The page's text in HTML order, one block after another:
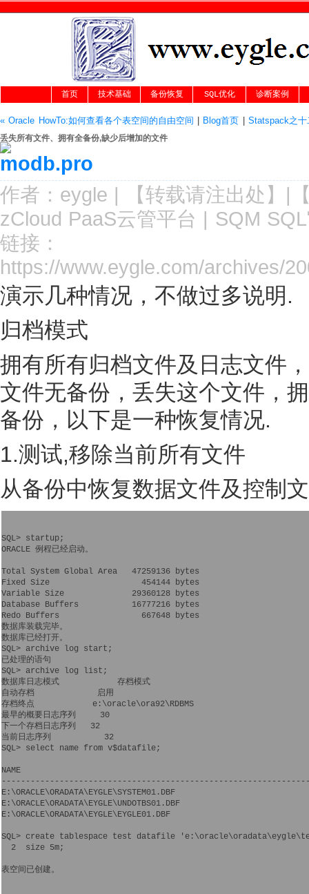
首页 技术基础 备份恢复 SQL优化 诊断案例
« Oracle HowTo:如何查看各个表空间的自由空间 Blog首页 Statspack之
丢失所有文件、拥有全备份,缺少后增加的文件
作者： eygle | 【转载请注出处 】|
zCloud PaaS云管平台 | SQM
链接：
https://www.eygle.com/archives/
演示几种情况，不做过多说明.
归档模式
拥有所有归档文件及日志文件
文件无备份，丢失这个文件，
备份，以下是一种恢复情况.
1.测试,移除当前所有文件
从备份中恢复数据文件及控制
SQL> startup;
ORACLE 例程已经启动。
Total System Global Area   47259136 bytes
Fixed Size                   454144 bytes
Variable Size              29360128 bytes
Database Buffers           16777216 bytes
Redo Buffers                 667648 bytes
数据库装载完毕。
数据库已经打开。
SQL> archive log start;
已处理的语句
SQL> archive log list;
数据库日志模式            存档模式
自动存档             启用
存档终点            e:\oracle\ora92\RDBMS
最早的概要日志序列     30
下一个存档日志序列   32
当前日志序列           32
SQL> select name from v$datafile;
NAME
E:\ORACLE\ORADATA\EYGLE\SYSTEM01.DBF
E:\ORACLE\ORADATA\EYGLE\UNDOTBS01.DBF
E:\ORACLE\ORADATA\EYGLE\EYGLE01.DBF
SQL> create tablespace test datafile
  2  size 5m;
表空间已创建。